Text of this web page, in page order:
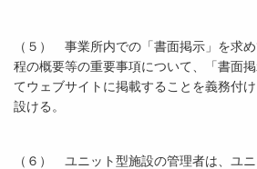
（５） 事業所内での「書面掲示」を求
程の概要等の重要事項について、「書面
てウェブサイトに掲載することを義務付
設ける。
（６） ユニット型施設の管理者は、ユ